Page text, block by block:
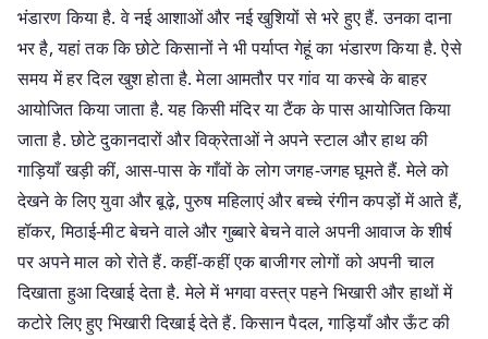
भंडारण किया है. वे नई आशाओं और नई खुशियों से भरे हुए हैं. उनका दाना
भर है, यहां तक ​​कि छोटे किसानों ने भी पर्याप्त गेहूं का भंडारण किया है. ऐसे
समय में हर दिल खुश होता है. मेला आमतौर पर गांव या कस्बे के बाहर
आयोजित किया जाता है. यह किसी मंदिर या टैंक के पास आयोजित किया
जाता है. छोटे दुकानदारों और विक्रेताओं ने अपने स्टाल और हाथ की
गाड़ियाँ खड़ी कीं, आस-पास के गाँवों के लोग जगह-जगह घूमते हैं. मेले को
देखने के लिए युवा और बूढ़े, पुरुष महिलाएं और बच्चे रंगीन कपड़ों में आते हैं,
हॉकर, मिठाई-मीट बेचने वाले और गुब्बारे बेचने वाले अपनी आवाज के शीर्ष
पर अपने माल को रोते हैं. कहीं-कहीं एक बाजीगर लोगों को अपनी चाल
दिखाता हुआ दिखाई देता है. मेले में भगवा वस्त्र पहने भिखारी और हाथों में
कटोरे लिए हुए भिखारी दिखाई देते हैं. किसान पैदल, गाड़ियाँ और ऊँट की